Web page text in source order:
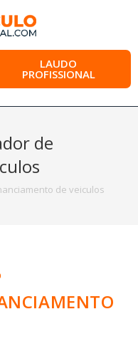
LAUDO
PROFISSIONAL
de
de veiculos